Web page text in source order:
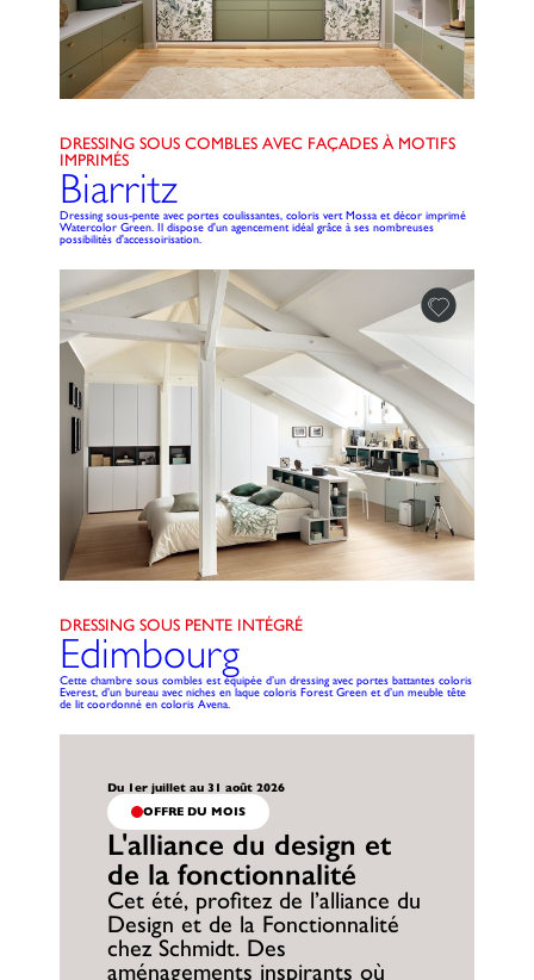
DRESSING SOUS COMBLES AVEC FAÇADES À MOTIFS
IMPRIMÉS
Biarritz
Dressing sous-pente avec portes coulissantes, coloris vert Mossa et décor imprimé
Watercolor Green. Il dispose d'un agencement idéal grâce à ses nombreuses
possibilités d'accessoirisation.
DRESSING SOUS PENTE INTÉGRÉ
Edimbourg
Cette chambre sous combles est équipée d’un dressing avec portes battantes coloris
Everest, d’un bureau avec niches en laque coloris Forest Green et d’un meuble tête
de lit coordonné en coloris Avena.
Du 1er juillet au 31 août 2026
OFFRE DU MOIS
L'alliance du design et
de la fonctionnalité
Cet été, profitez de l’alliance du
Design et de la Fonctionnalité
chez Schmidt. Des
aménagements inspirants où